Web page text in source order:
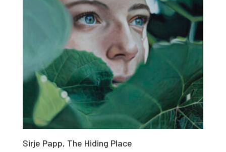
Sirje Papp, The Hiding Place